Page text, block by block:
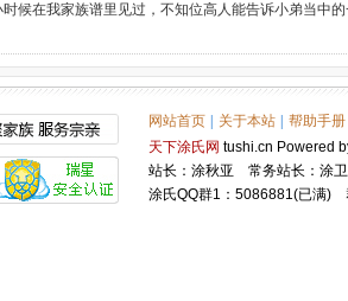
候在我家族谱里见过，不知位高人能告诉小弟当中
网站首页 关于本站
帮助手册
天下涂氏网 tushi.cn Powered
站长：涂秋亚 常务站长：涂
涂氏QQ群1：5086881(已满)